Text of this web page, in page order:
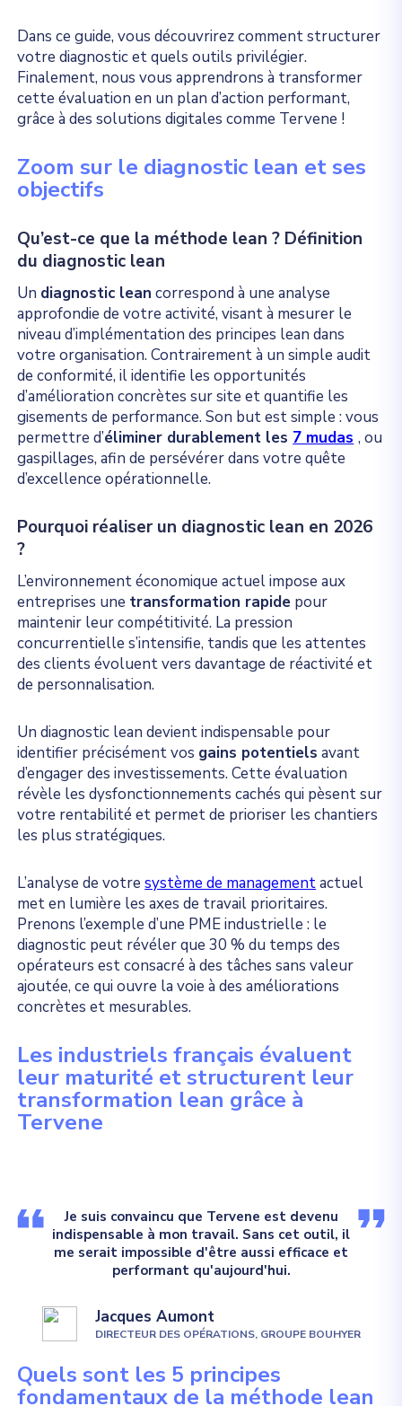
Dans ce guide, vous découvrirez comment structurer
votre diagnostic et quels outils privilégier.
Finalement, nous vous apprendrons à transformer
cette évaluation en un plan d’action performant,
grâce à des solutions digitales comme Tervene !
Zoom sur le diagnostic lean et ses
objectifs
Qu’est-ce que la méthode lean ? Définition
du diagnostic lean
Un diagnostic lean correspond à une analyse
approfondie de votre activité, visant à mesurer le
niveau d’implémentation des principes lean dans
votre organisation. Contrairement à un simple audit
de conformité, il identifie les opportunités
d’amélioration concrètes sur site et quantifie les
gisements de performance. Son but est simple : vous
permettre d’éliminer durablement les 7 mudas , ou
gaspillages, afin de persévérer dans votre quête
d’excellence opérationnelle.
Pourquoi réaliser un diagnostic lean en 2026
?
L’environnement économique actuel impose aux
entreprises une transformation rapide pour
maintenir leur compétitivité. La pression
concurrentielle s’intensifie, tandis que les attentes
des clients évoluent vers davantage de réactivité et
de personnalisation.
Un diagnostic lean devient indispensable pour
identifier précisément vos gains potentiels avant
d’engager des investissements. Cette évaluation
révèle les dysfonctionnements cachés qui pèsent sur
votre rentabilité et permet de prioriser les chantiers
les plus stratégiques.
L’analyse de votresystème de managementactuel
met en lumière les axes de travail prioritaires.
Prenons l’exemple d’une PME industrielle : le
diagnostic peut révéler que 30 % du temps des
opérateurs est consacré à des tâches sans valeur
ajoutée, ce qui ouvre la voie à des améliorations
concrètes et mesurables.
Les industriels français évaluent
leur maturité et structurent leur
transformation lean grâce à
Tervene
Je suis convaincu que Tervene est devenu
indispensable à mon travail. Sans cet outil, il
me serait impossible d'être aussi efficace et
performant qu'aujourd'hui.
Jacques Aumont
DIRECTEUR DES OPÉRATIONS, GROUPE BOUHYER
Quels sont les 5 principes
fondamentaux de la méthode lean